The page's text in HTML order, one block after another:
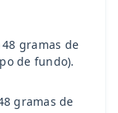
gramas de
de fundo).
gramas de